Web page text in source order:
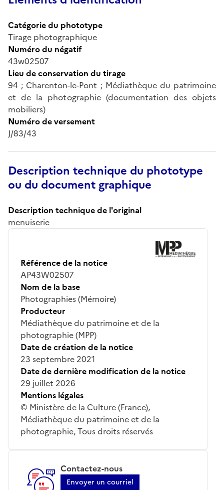
Catégorie du phototype
Tirage photographique
Numéro du négatif
43w02507
Lieu de conservation du tirage
94 ; Charenton-le-Pont ; Médiathèque du patrimoine
et de la photographie (documentation des objets
mobiliers)
Numéro de versement
J/83/43
Description technique du phototype
ou du document graphique
Description technique de l'original
menuiserie
Référence de la notice
AP43W02507
Nom de la base
Photographies (Mémoire)
Producteur
Médiathèque du patrimoine et de la
photographie (MPP)
Date de création de la notice
23 septembre 2021
Date de dernière modification de la notice
29 juillet 2026
Mentions légales
© Ministère de la Culture (France),
Médiathèque du patrimoine et de la
photographie, Tous droits réservés
Contactez-nous
Envoyer un courriel